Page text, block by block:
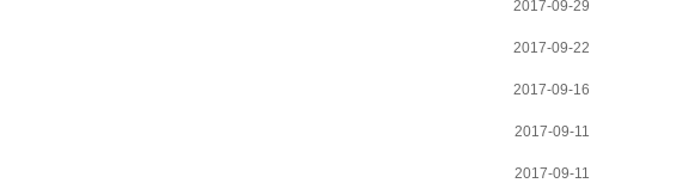
2017-09-29
2017-09-22
2017-09-16
2017-09-11
2017-09-11